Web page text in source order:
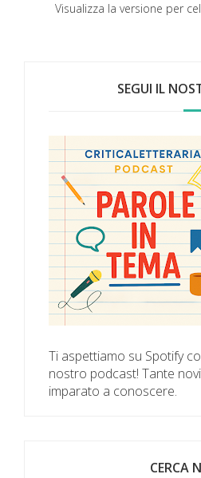
Visualizza la versione per
SEGUI IL
Ti aspettiamo su Spotify
nostro podcast! Tante
imparato a conoscere.
CERCA